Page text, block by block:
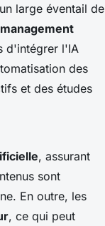
large éventail de
management
d'intégrer l'IA
des
et des études
, assurant
sont
En outre, les
, ce qui peut